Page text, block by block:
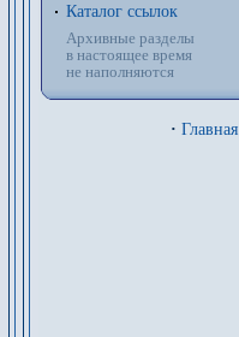
Каталог ссылок
Архивные разделы
в настоящее время
не наполняются
· Главная